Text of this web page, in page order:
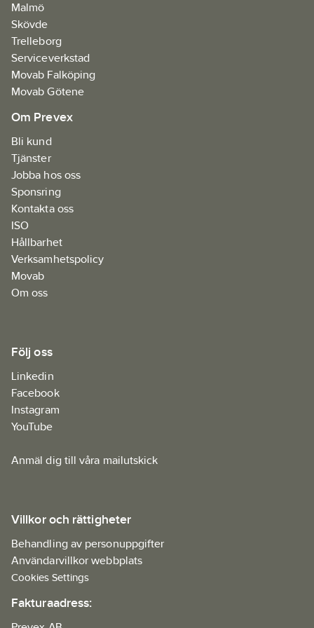
Malmö
Skövde
Trelleborg
Serviceverkstad
Movab Falköping
Movab Götene
Om Prevex
Bli kund
Tjänster
Jobba hos oss
Sponsring
Kontakta oss
ISO
Hållbarhet
Verksamhetspolicy
Movab
Om oss
Följ oss
Linkedin
Facebook
Instagram
YouTube
Anmäl dig till våra mailutskick
Villkor och rättigheter
Behandling av personuppgifter
Användarvillkor webbplats
Cookies Settings
Fakturaadress: